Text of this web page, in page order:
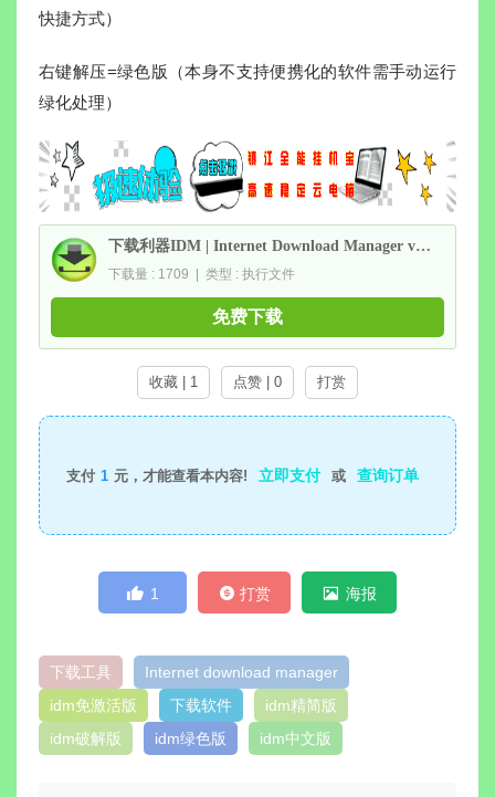
快捷方式）
右键解压=绿色版（本身不支持便携化的软件需手动运行
绿化处理）
下载利器IDM | Internet Download Manager v6.43.6 绿色版
下载量 : 1709 | 类型 : 执行文件
免费下载
收藏 | 1 点赞 | 0 打赏
支付 1 元，才能查看本内容! 立即支付 或 查询订单
1 打赏 海报
下载工具
Internet download manager
idm免激活版
下载软件
idm精简版
idm破解版
idm绿色版 idm中文版